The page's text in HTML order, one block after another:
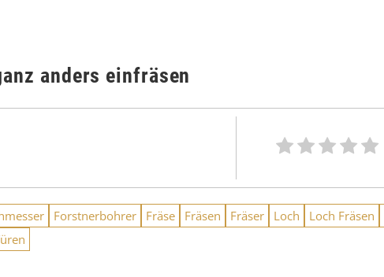
anders einfräsen
Forstnerbohrer Fräse Fräsen Fräser Loch Loch Fräsen